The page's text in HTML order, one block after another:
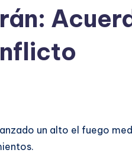
un alto el fuego